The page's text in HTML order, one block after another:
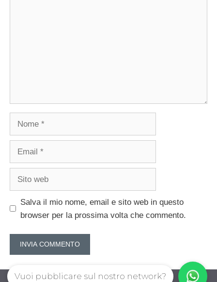
Salva il mio nome, email e sito web in questo
browser per la prossima volta che commento.
Vuoi pubblicare sul nostro network?